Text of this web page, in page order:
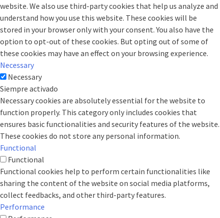
website. We also use third-party cookies that help us analyze and
understand how you use this website. These cookies will be
stored in your browser only with your consent. You also have the
option to opt-out of these cookies. But opting out of some of
these cookies may have an effect on your browsing experience.
Necessary
Necessary
Siempre activado
Necessary cookies are absolutely essential for the website to
function properly. This category only includes cookies that
ensures basic functionalities and security features of the website.
These cookies do not store any personal information.
Functional
Functional
Functional cookies help to perform certain functionalities like
sharing the content of the website on social media platforms,
collect feedbacks, and other third-party features.
Performance